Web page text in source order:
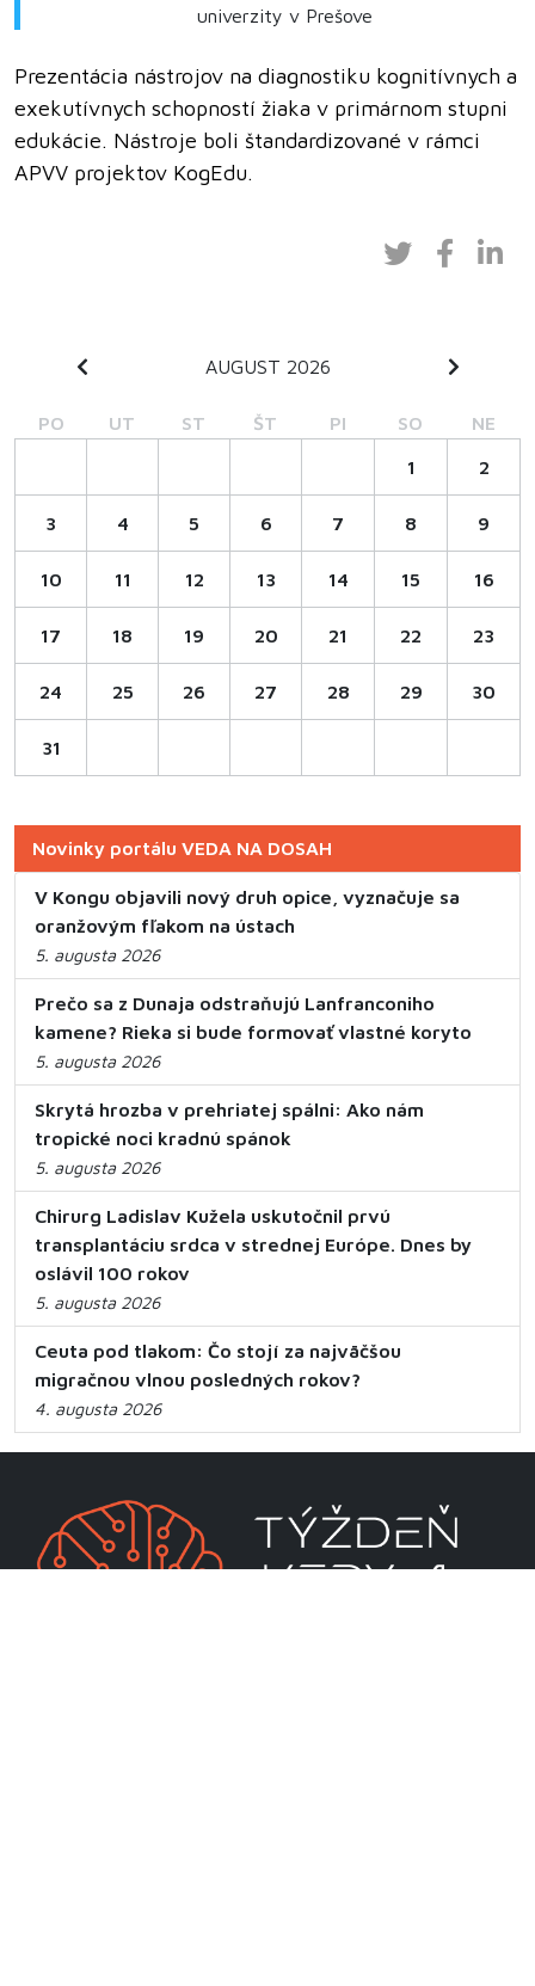
univerzity v Prešove
Prezentácia nástrojov na diagnostiku kognitívnych a
exekutívnych schopností žiaka v primárnom stupni
edukácie. Nástroje boli štandardizované v rámci
APVV projektov KogEdu.
AUGUST 2026
PO UT ST ŠT PI SO NE
1 2
3 4 5 6 7 8 9
10 11 12 13 14 15 16
17 18 19 20 21 22 23
24 25 26 27 28 29 30
31
Novinky portálu VEDA NA DOSAH
V Kongu objavili nový druh opice, vyznačuje sa
oranžovým fľakom na ústach
5. augusta 2026
Prečo sa z Dunaja odstraňujú Lanfranconiho
kamene? Rieka si bude formovať vlastné koryto
5. augusta 2026
Skrytá hrozba v prehriatej spálni: Ako nám
tropické noci kradnú spánok
5. augusta 2026
Chirurg Ladislav Kužela uskutočnil prvú
transplantáciu srdca v strednej Európe. Dnes by
oslávil 100 rokov
5. augusta 2026
Ceuta pod tlakom: Čo stojí za najväčšou
migračnou vlnou posledných rokov?
4. augusta 2026